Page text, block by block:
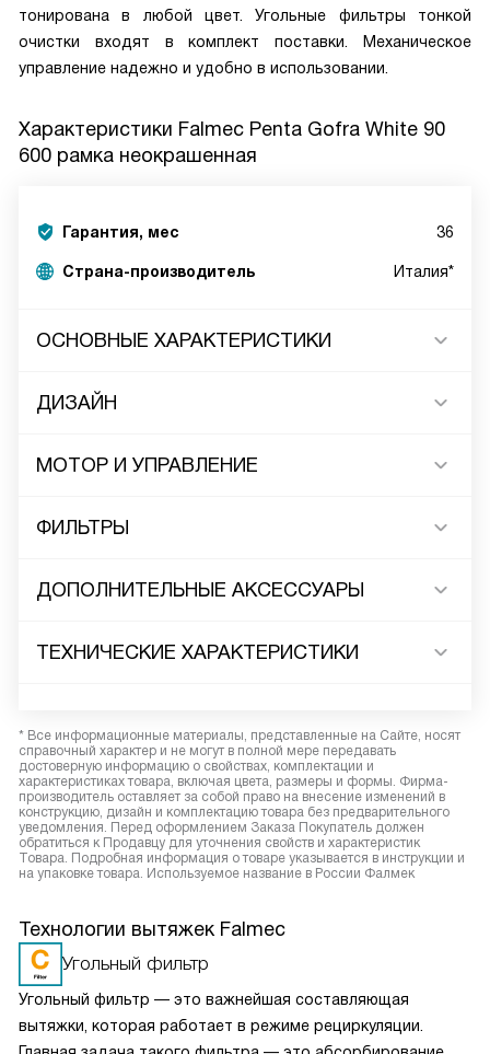
тонирована в любой цвет. Угольные фильтры тонкой
очистки входят в комплект поставки. Механическое
управление надежно и удобно в использовании.
Характеристики Falmec Penta Gofra White 90
600 рамка неокрашенная
Гарантия, мес 36
Страна-производитель Италия*
ОСНОВНЫЕ ХАРАКТЕРИСТИКИ
ДИЗАЙН
МОТОР И УПРАВЛЕНИЕ
ФИЛЬТРЫ
ДОПОЛНИТЕЛЬНЫЕ АКСЕССУАРЫ
ТЕХНИЧЕСКИЕ ХАРАКТЕРИСТИКИ
* Все информационные материалы, представленные на Сайте, носят
справочный характер и не могут в полной мере передавать
достоверную информацию о свойствах, комплектации и
характеристиках товара, включая цвета, размеры и формы. Фирма-
производитель оставляет за собой право на внесение изменений в
конструкцию, дизайн и комплектацию товара без предварительного
уведомления. Перед оформлением Заказа Покупатель должен
обратиться к Продавцу для уточнения свойств и характеристик
Товара. Подробная информация о товаре указывается в инструкции и
на упаковке товара. Используемое название в России Фалмек
Технологии вытяжек Falmec
Угольный фильтр
Угольный фильтр — это важнейшая составляющая
вытяжки, которая работает в режиме рециркуляции.